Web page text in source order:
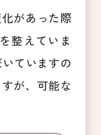
があった際
整えていま
ていますの
が、可能な